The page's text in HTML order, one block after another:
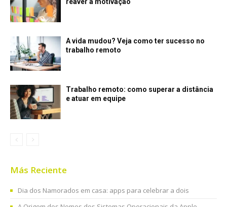
A vida mudou? Veja como ter sucesso no
trabalho remoto
Trabalho remoto: como superar a distância
e atuar em equipe
Más Reciente
Dia dos Namorados em casa: apps para celebrar a dois